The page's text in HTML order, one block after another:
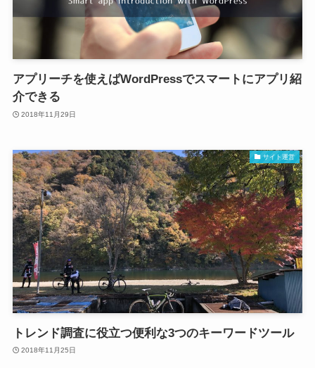
アプリーチを使えばWordPressでスマートにアプリ紹
介できる
2018年11月29日
サイト運営
トレンド調査に役立つ便利な3つのキーワードツール
2018年11月25日